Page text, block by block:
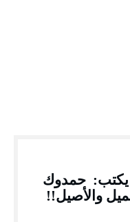
يكتب: حمدوك
والأصيل!!